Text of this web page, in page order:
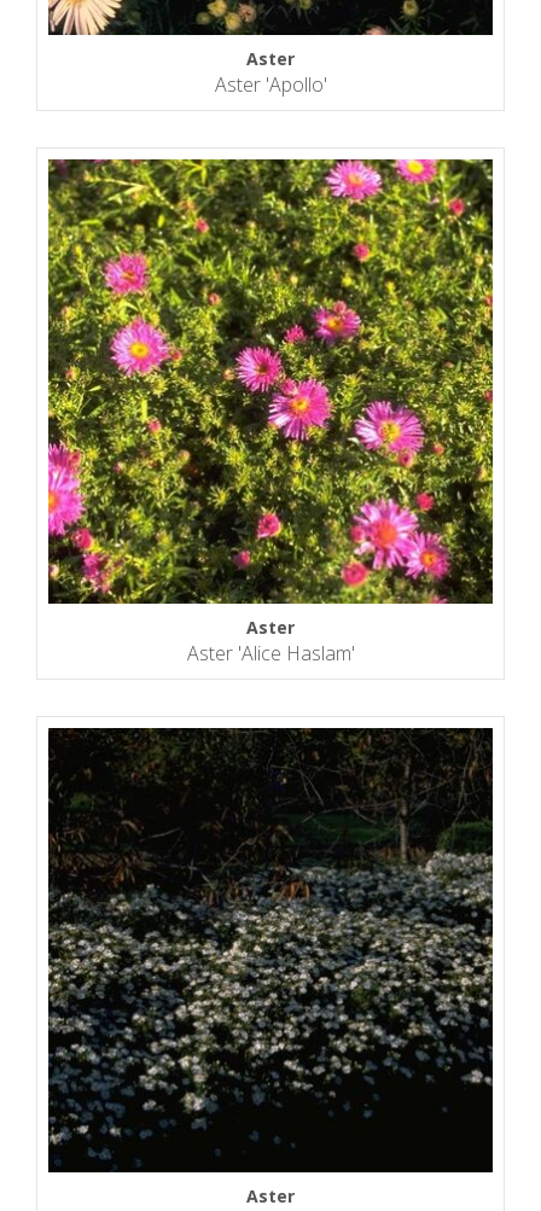
Aster
Aster 'Apollo'
Aster
Aster 'Alice Haslam'
Aster